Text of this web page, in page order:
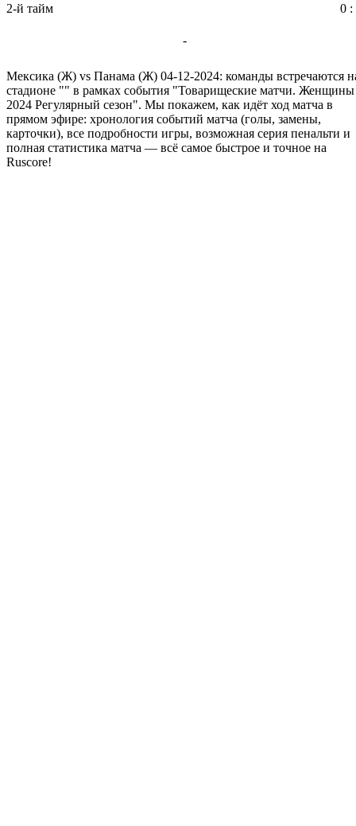
2-й тайм 0 :
-
Мексика (Ж) vs Панама (Ж) 04-12-2024: команды встречаются
стадионе "" в рамках события "Товарищеские матчи. Женщины
2024 Регулярный сезон". Мы покажем, как идёт ход матча в
прямом эфире: хронология событий матча (голы, замены,
карточки), все подробности игры, возможная серия пенальти и
полная статистика матча — всё самое быстрое и точное на
Ruscore!